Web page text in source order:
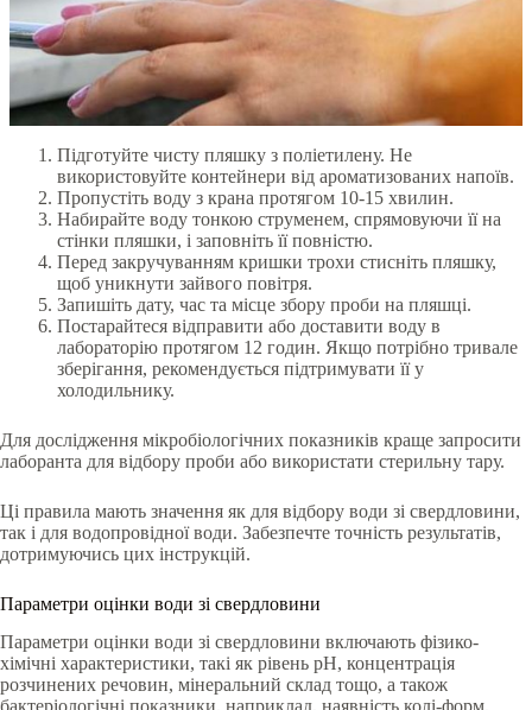
Підготуйте чисту пляшку з поліетилену. Не
використовуйте контейнери від ароматизованих напоїв.
Пропустіть воду з крана протягом 10-15 хвилин.
Набирайте воду тонкою струменем, спрямовуючи її на
стінки пляшки, і заповніть її повністю.
Перед закручуванням кришки трохи стисніть пляшку,
щоб уникнути зайвого повітря.
Запишіть дату, час та місце збору проби на пляшці.
Постарайтеся відправити або доставити воду в
лабораторію протягом 12 годин. Якщо потрібно тривале
зберігання, рекомендується підтримувати її у
холодильнику.
Для дослідження мікробіологічних показників краще запросити
лаборанта для відбору проби або використати стерильну тару.
Ці правила мають значення як для відбору води зі свердловини,
так і для водопровідної води. Забезпечте точність результатів,
дотримуючись цих інструкцій.
Параметри оцінки води зі свердловини
Параметри оцінки води зі свердловини включають фізико-
хімічні характеристики, такі як рівень pH, концентрація
розчинених речовин, мінеральний склад тощо, а також